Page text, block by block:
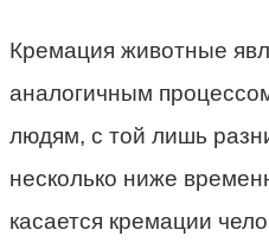
Кремация животные
аналогичным
людям, с той лишь
несколько ниже
касается кремации